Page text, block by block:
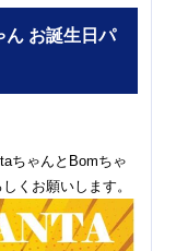
お誕生日パ
ちゃんとBomちゃ
くお願いします。